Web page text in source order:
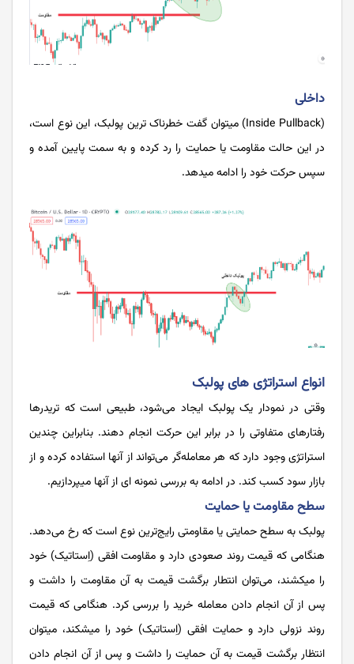
داخلی
(Inside Pullback) می­توان گفت خطرناک ترین پولبک، این نوع است،
در این حالت مقاومت یا حمایت را رد کرده و به سمت پایین آمده و
سپس حرکت خود را ادامه می­دهد.
انواع استراتژی ­های پولبک
وقتی در نمودار یک پولبک ایجاد می‌شود، طبیعی است که تریدرها
رفتارهای متفاوتی را در برابر این حرکت انجام دهند. بنابراین چندین
استراتژی وجود دارد که هر معامله‌گر می‌تواند از آن­ها استفاده کرده و از
بازار سود کسب کند. در ادامه به بررسی نمونه ای از آن­ها می­پردازیم.
سطح مقاومت یا حمایت
پولبک به سطح حمایتی یا مقاومتی رایج‌ترین نوع است که رخ می‌دهد.
هنگامی که قیمت روند صعودی دارد و مقاومت افقی (اِستاتیک) خود
را می­کشند، می­‌توان انتطار برگشت قیمت به آن مقاومت را داشت و
پس از آن انجام دادن معامله خرید را بررسی کرد. هنگامی که قیمت
روند نزولی دارد و حمایت افقی (اِستاتیک) خود را می­شکند، می­توان
انتظار برگشت قیمت به آن حمایت را داشت و پس از آن انجام دادن